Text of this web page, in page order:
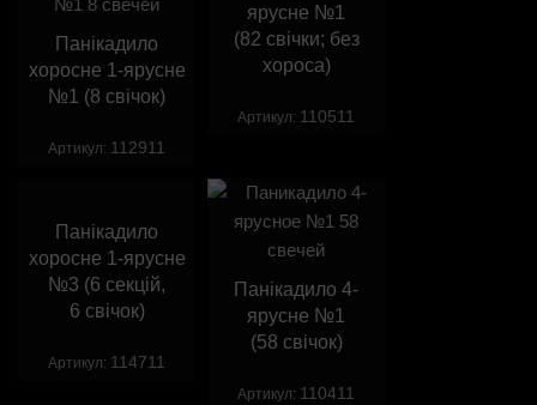
Панікадило
хоросне 1-ярусне
№1 (8 свічок)
Артикул: 112911
ярусне №1
(82 свічки; без
хороса)
Артикул: 110511
Панікадило
хоросне 1-ярусне
№3 (6 секцій,
6 свічок)
Артикул: 114711
Панікадило 4-
ярусне №1
(58 свічок)
Артикул: 110411